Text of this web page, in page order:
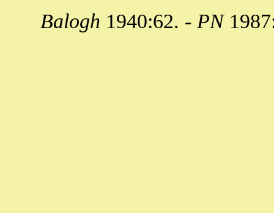
Balogh 1940:62. - PN